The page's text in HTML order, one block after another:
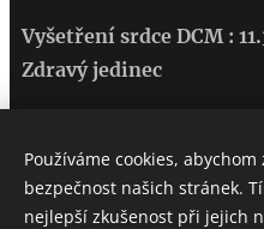
Vyšetření srdce DCM :
Zdravý jedinec
HD - A /A
Používáme cookies,
bezpečnost našich stránek.
nejlepší zkušenost při jejich